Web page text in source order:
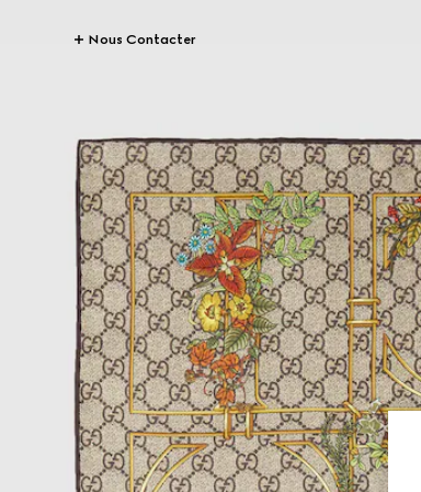
Nous Contacter